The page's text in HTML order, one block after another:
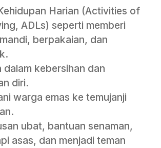
Harian (Activities of
ADLs) seperti memberi
berpakaian, dan
dalam kebersihan dan
diri.
warga emas ke temujanji
ubat, bantuan senaman,
asas, dan menjadi teman